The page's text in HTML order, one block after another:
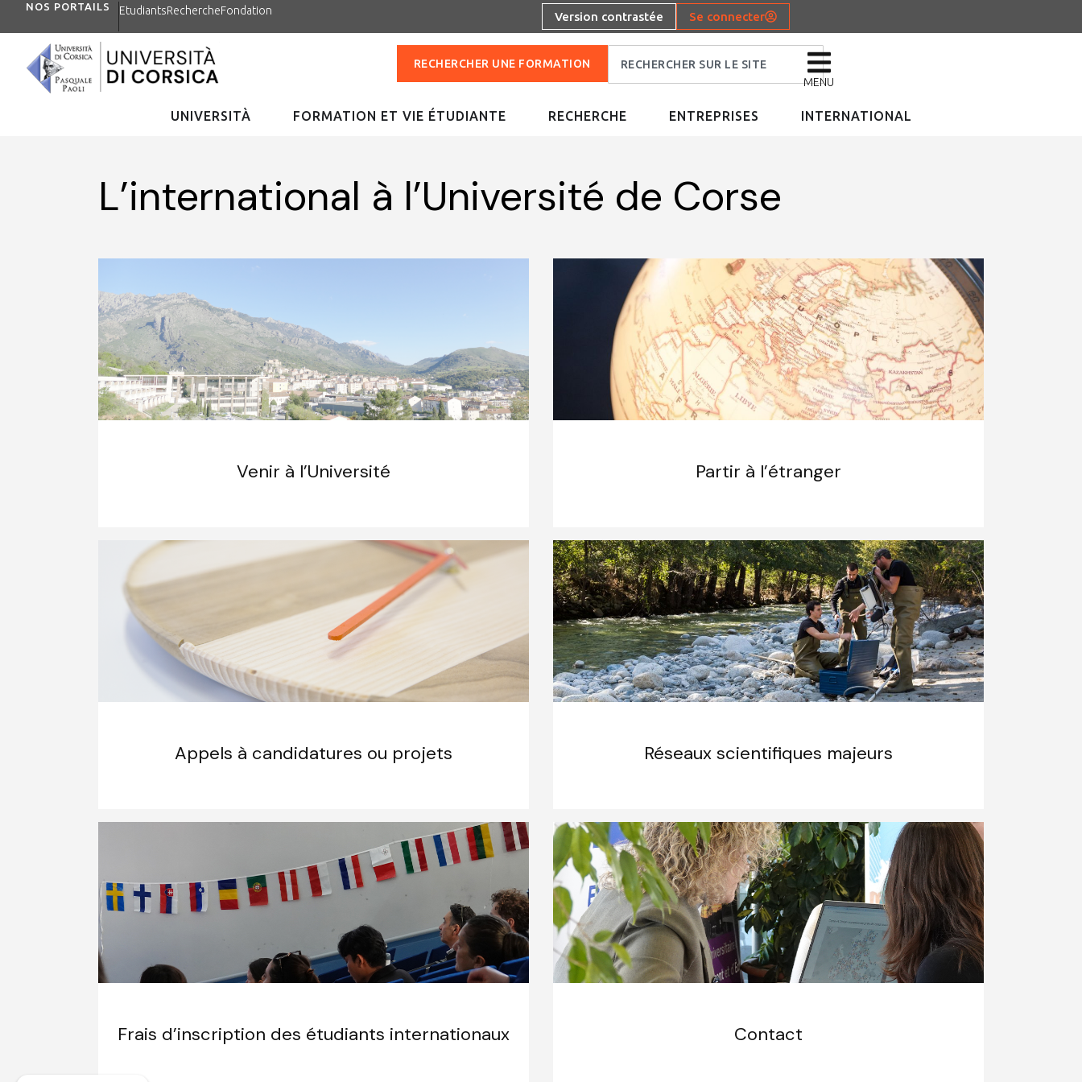
NOS PORTAILS EtudiantsRechercheFondation Version contrastée Se connecter
RECHERCHER UNE FORMATION
MENU
UNIVERSITÀ FORMATION ET VIE ÉTUDIANTE RECHERCHE ENTREPRISES INTERNATIONAL
L’international à l’Université de Corse
Venir à l’Université Partir à l’étranger
Appels à candidatures ou projets Réseaux scientifiques majeurs
Frais d’inscription des étudiants internationaux Contact